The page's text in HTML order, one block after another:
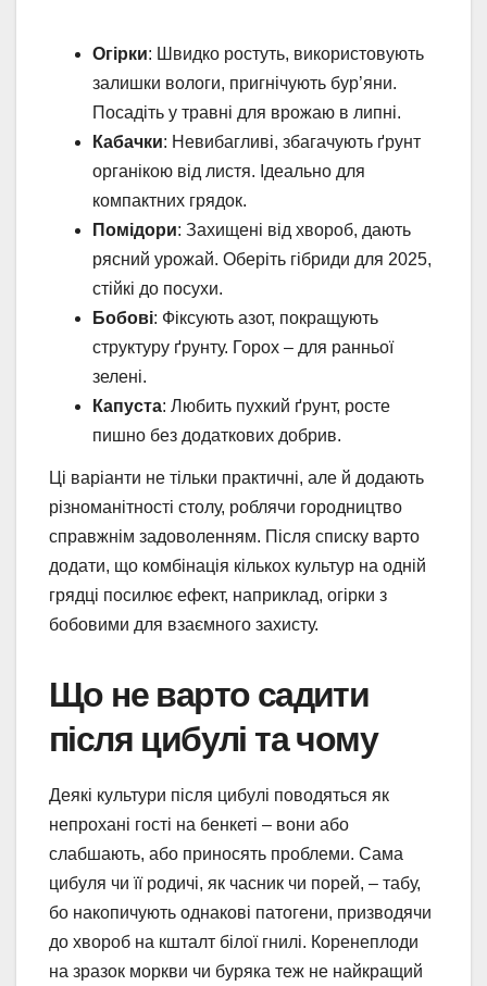
Огірки: Швидко ростуть, використовують
залишки вологи, пригнічують бур’яни.
Посадіть у травні для врожаю в липні.
Кабачки: Невибагливі, збагачують ґрунт
органікою від листя. Ідеально для
компактних грядок.
Помідори: Захищені від хвороб, дають
рясний урожай. Оберіть гібриди для 2025,
стійкі до посухи.
Бобові: Фіксують азот, покращують
структуру ґрунту. Горох – для ранньої
зелені.
Капуста: Любить пухкий ґрунт, росте
пишно без додаткових добрив.
Ці варіанти не тільки практичні, але й додають
різноманітності столу, роблячи городництво
справжнім задоволенням. Після списку варто
додати, що комбінація кількох культур на одній
грядці посилює ефект, наприклад, огірки з
бобовими для взаємного захисту.
Що не варто садити
після цибулі та чому
Деякі культури після цибулі поводяться як
непрохані гості на бенкеті – вони або
слабшають, або приносять проблеми. Сама
цибуля чи її родичі, як часник чи порей, – табу,
бо накопичують однакові патогени, призводячи
до хвороб на кшталт білої гнилі. Коренеплоди
на зразок моркви чи буряка теж не найкращий